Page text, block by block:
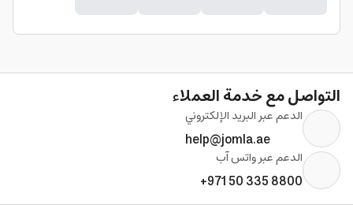
التواصل مع خدمة العملاء
الدعم عبر البريد الإلكتروني
help@jomla.ae
الدعم عبر واتس آب
+971 50 335 8800